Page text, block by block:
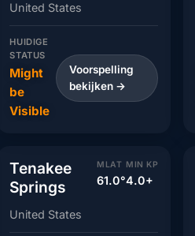
United States
HUIDIGE
STATUS
Might
be
Visible
Voorspelling
bekijken →
Tenakee
Springs
MLAT
61.0°
MIN KP
4.0+
United States